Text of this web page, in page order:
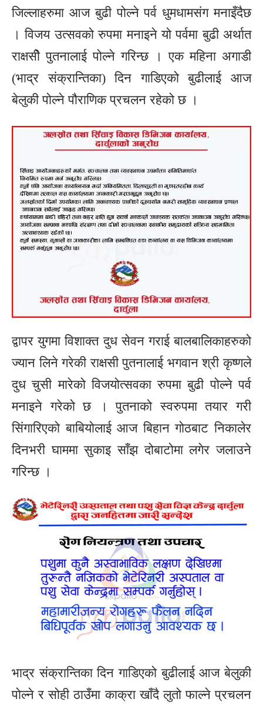
जिल्लाहरुमा आज बुढी पोल्ने पर्व धुमधामसंग मनाइँदैछ
। विजय उत्सवको रुपमा मनाइने यो पर्वमा बुढी अर्थात
राक्षसीे पुतनालाई पोल्ने गरिन्छ । एक महिना अगाडी
(भाद्र संक्रान्तिका) दिन गाडिएको बुढीलाई आज
बेलुकी पोल्ने पौराणिक प्रचलन रहेको छ ।
द्वापर युगमा विशाक्त दुध सेवन गराई बालबालिकाहरुको
ज्यान लिने गरेकी राक्षसी पुतनालाई भगवान श्री कृष्णले
दुध चुसी मारेको विजयोत्सवका रुपमा बुढी पोल्ने पर्व
मनाइने गरेको छ । पुतनाको स्वरुपमा तयार गरी
सिंगारिएको बाबियोलाई आज बिहान गोठबाट निकालेर
दिनभरी घाममा सुकाइ साँझ दोबाटोमा लगेर जलाउने
गरिन्छ ।
भाद्र संक्रान्तिका दिन गाडिएको बुढीलाई आज बेलुकी
पोल्ने र सोही ठाउँमा काक्रा खाँदै लुतो फाल्ने प्रचलन